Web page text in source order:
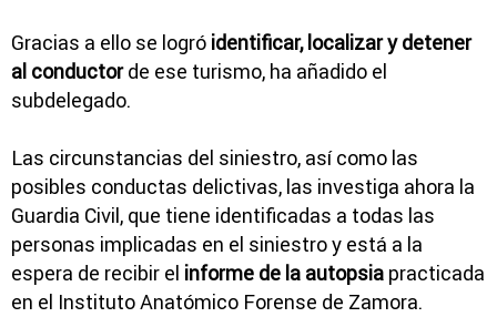
Gracias a ello se logró identificar, localizar y detener
al conductorde ese turismo, ha añadido el
subdelegado.
Las circunstancias del siniestro, así como las
posibles conductas delictivas, las investiga ahora la
Guardia Civil, que tiene identificadas a todas las
personas implicadas en el siniestro y está a la
espera de recibir el informe de la autopsia practicada
en el Instituto Anatómico Forense de Zamora.